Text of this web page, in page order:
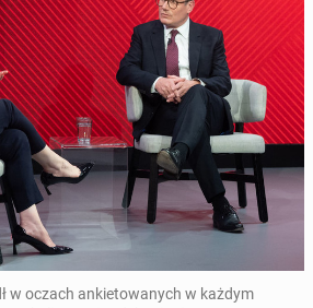
w oczach ankietowanych w każdym